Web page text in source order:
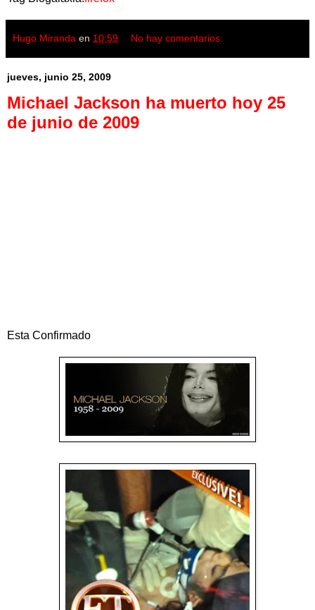
Hugo Miranda en 10:59 No hay comentarios:
jueves, junio 25, 2009
Michael Jackson ha muerto hoy 25
de junio de 2009
Esta Confirmado